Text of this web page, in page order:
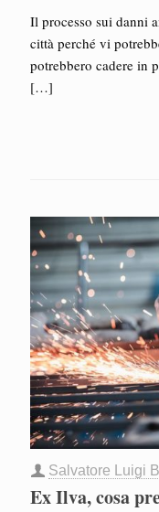
Il processo sui danni
città perché vi
potrebbero cadere in
[…]
Salvatore Luigi
Ex Ilva, cosa